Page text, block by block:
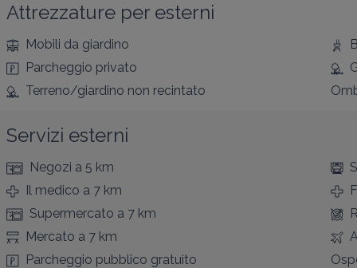
Attrezzature per esterni
Mobili da giardino
Parcheggio privato
Terreno/giardino non recintato
Servizi esterni
Negozi a 5 km
Il medico a 7 km
Supermercato a 7 km
Mercato a 7 km
Parcheggio pubblico gratuito